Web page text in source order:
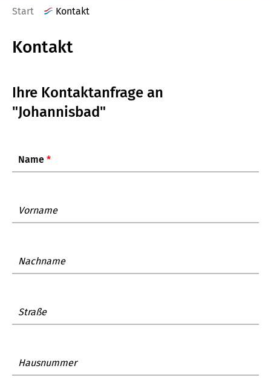
Start Kontakt
Kontakt
Ihre Kontaktanfrage an
"Johannisbad"
Name *
Vorname
Nachname
Straße
Hausnummer